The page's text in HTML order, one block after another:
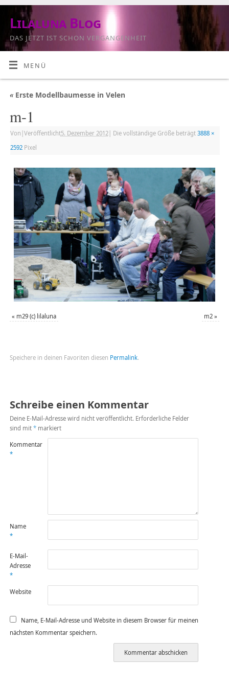
Lilaluna Blog
DAS JETZT IST SCHON VERGANGENHEIT
MENÜ
«Erste Modellbaumesse in Velen
m-1
Von Veröffentlicht5. Dezember 2012| Die vollständige Größe beträgt 3888 ×
2592Pixel
« m29 (c) lilaluna m2 »
Speichere in deinen Favoriten diesen Permalink.
Schreibe einen Kommentar
Deine E-Mail-Adresse wird nicht veröffentlicht. Erforderliche Felder
sind mit *markiert
Kommentar
*
Name
*
E-Mail-
Adresse
*
Website
Name, E-Mail-Adresse und Website in diesem Browser für meinen
nächsten Kommentar speichern.